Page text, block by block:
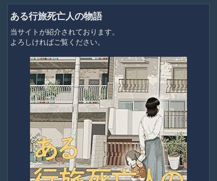
ある行旅死亡人の物語
当サイトが紹介されております。
よろしければご覧ください。